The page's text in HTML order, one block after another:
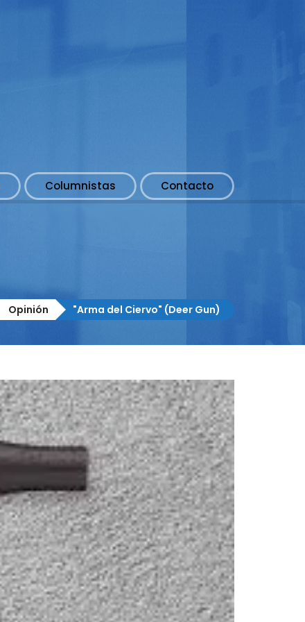
Columnistas Contacto
Opinión "Arma del Ciervo" (Deer Gun)